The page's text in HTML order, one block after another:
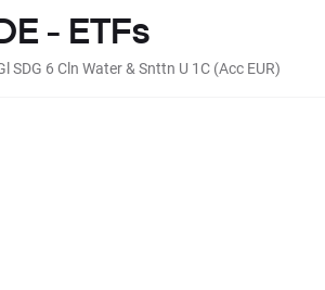
- ETFs
SDG 6 Cln Water & Snttn U 1C (Acc EUR)